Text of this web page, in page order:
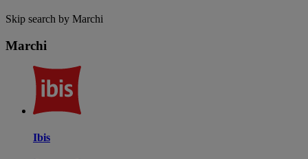
Skip search by Marchi
Marchi
Ibis